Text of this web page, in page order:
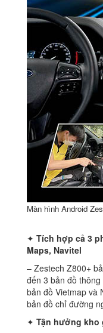
Màn hình Android
✦ Tích hợp cả 3
Maps, Navitel
– Zestech Z800+
đến 3 bản đồ
bản đồ Vietmap và
bản đồ chỉ đường
✦ Tận hưởng kho